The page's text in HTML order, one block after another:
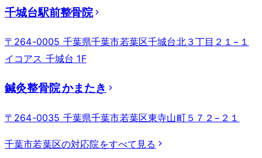
千城台駅前整骨院
〒264-0005 千葉県千葉市若葉区千城台北３丁目２１−１
イコアス 千城台 1F
鍼灸整骨院 かまたき
〒264-0035 千葉県千葉市若葉区東寺山町５７２−２１
千葉市若葉区の対応院をすべて見る